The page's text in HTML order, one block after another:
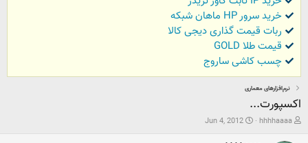
خرید سرور HP ماهان شبکه
ربات قیمت گذاری دیجی کالا
قیمت طلا GOLD
چسب کاشی ساروج
نرم‌افزارهای معماری
اکسپورت...
ش
hhhhaaaa
تJun 4, 2012